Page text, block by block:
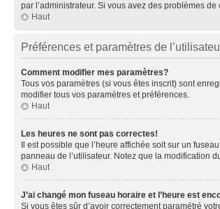
par l’administrateur. Si vous avez des problèmes
Haut
Préférences et paramètres de
Comment modifier mes paramètres?
Tous vos paramètres (si vous êtes inscrit) sont
modifier tous vos paramètres et préférences.
Haut
Les heures ne sont pas correctes!
Il est possible que l’heure affichée soit sur un
panneau de l’utilisateur. Notez que la modification
Haut
J’ai changé mon fuseau horaire et l’heure est
Si vous êtes sûr d’avoir correctement paramétré